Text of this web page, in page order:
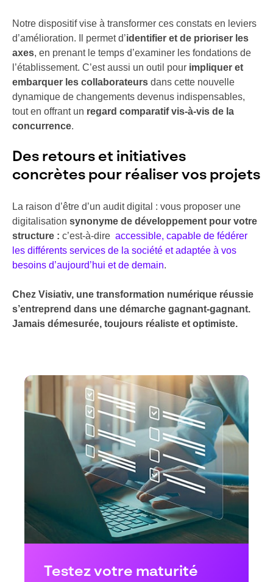
Notre dispositif vise à transformer ces constats en leviers
d’amélioration. Il permet d’identifier et de prioriser les
axes, en prenant le temps d’examiner les fondations de
l’établissement. C’est aussi un outil pour impliquer et
embarquer les collaborateurs dans cette nouvelle
dynamique de changements devenus indispensables,
tout en offrant un regard comparatif vis-à-vis de la
concurrence.
Des retours et initiatives
concrètes pour réaliser vos projets
La raison d’être d’un audit digital : vous proposer une
digitalisation synonyme de développement pour votre
structure : c’est-à-dire accessible, capable de fédérer
les différents services de la société et adaptée à vos
besoins d’aujourd’hui et de demain.
Chez Visiativ, une transformation numérique réussie
s’entreprend dans une démarche gagnant-gagnant.
Jamais démesurée, toujours réaliste et optimiste.
Testez votre maturité